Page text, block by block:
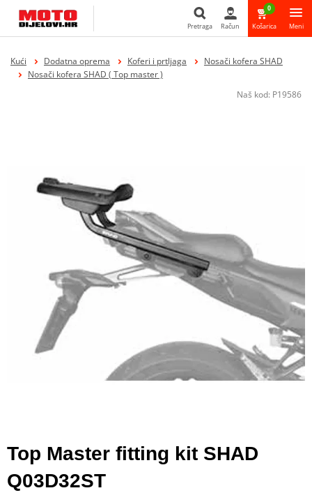
Pretraga
Pretraga Račun
0
Košarica Meni
Kući Dodatna oprema Koferi i prtljaga
Nosači kofera SHAD
Nosači kofera SHAD ( Top master )
Naš kod: P19586
Top Master fitting kit SHAD
Q03D32ST